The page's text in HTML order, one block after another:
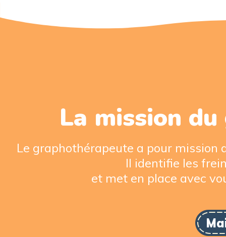
La mission
Le graphothérapeute a pour mission
Il identifie les
et met en place avec